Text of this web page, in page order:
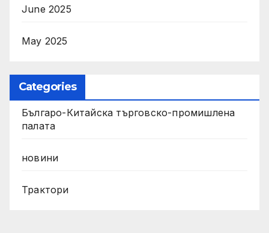
June 2025
May 2025
Categories
Българо-Китайска търговско-промишлена
палата
новини
Трактори